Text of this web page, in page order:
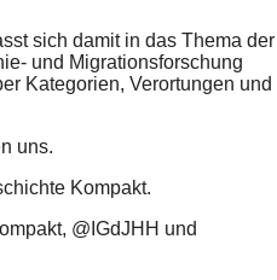
sich damit in das Thema der
und Migrationsforschung
Kategorien, Verortungen und
uns.
Kompakt.
@IGdJHH und